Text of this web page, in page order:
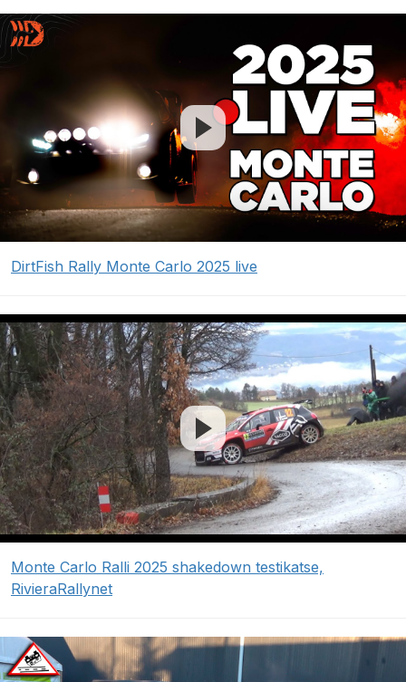
DirtFish Rally Monte Carlo 2025 live
Monte Carlo Ralli 2025 shakedown testikatse,
RivieraRallynet